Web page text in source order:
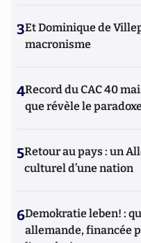
3Et Dominique de
macronisme
4Record du CAC 40
que révèle le
5Retour au pays : un
culturel d’une nation
6Demokratie leben! :
allemande, financée